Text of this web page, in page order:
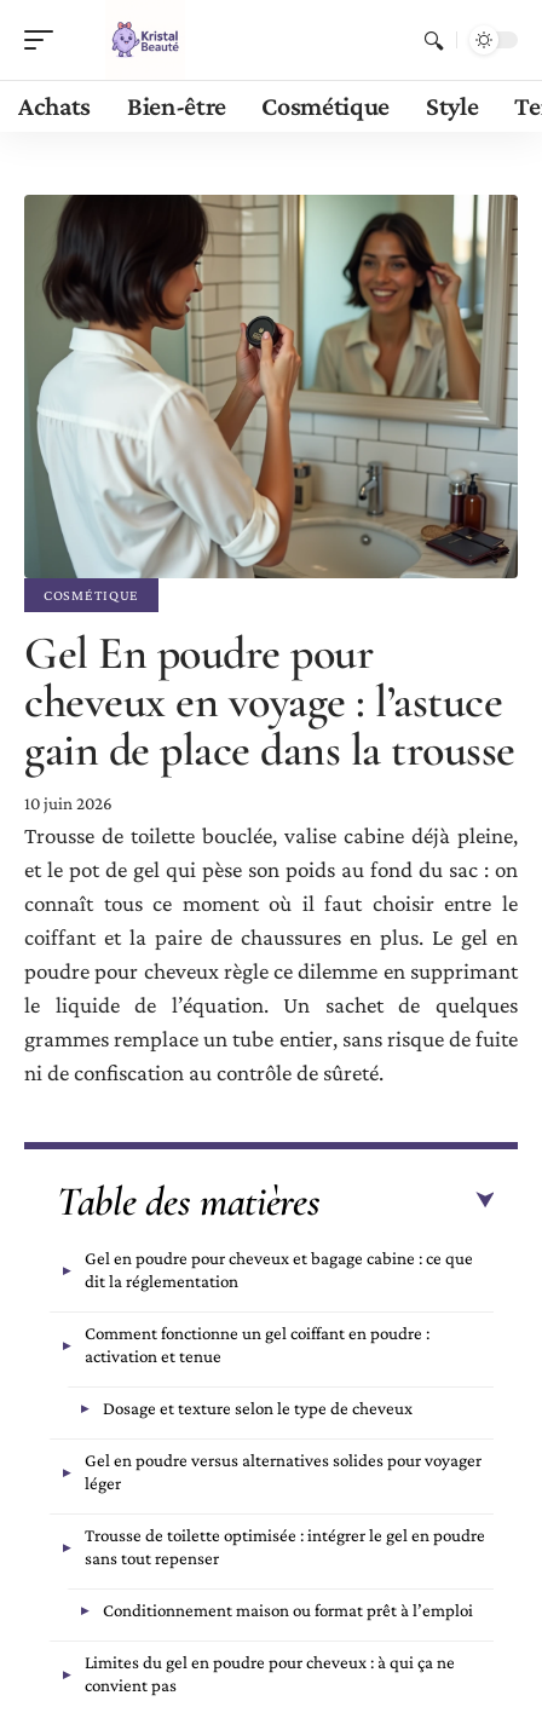
Achats Bien-être Cosmétique Style
COSMÉTIQUE
Gel En poudre pour
cheveux en voyage : l’astuce
gain de place dans la trousse
10 juin 2026
Trousse de toilette bouclée, valise cabine déjà pleine,
et le pot de gel qui pèse son poids au fond du sac : on
connaît tous ce moment où il faut choisir entre le
coiffant et la paire de chaussures en plus. Le gel en
poudre pour cheveux règle ce dilemme en supprimant
le liquide de l’équation. Un sachet de quelques
grammes remplace un tube entier, sans risque de fuite
ni de confiscation au contrôle de sûreté.
Table des matières
Gel en poudre pour cheveux et bagage cabine : ce que
dit la réglementation
Comment fonctionne un gel coiffant en poudre :
activation et tenue
Dosage et texture selon le type de cheveux
Gel en poudre versus alternatives solides pour voyager
léger
Trousse de toilette optimisée : intégrer le gel en poudre
sans tout repenser
Conditionnement maison ou format prêt à l’emploi
Limites du gel en poudre pour cheveux : à qui ça ne
convient pas